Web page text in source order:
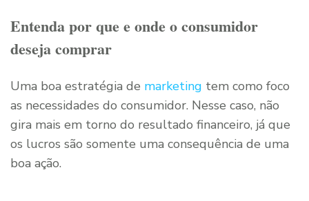
Entenda por que e onde o consumidor
deseja comprar
Uma boa estratégia de marketing tem como foco
as necessidades do consumidor. Nesse caso, não
gira mais em torno do resultado financeiro, já que
os lucros são somente uma consequência de uma
boa ação.